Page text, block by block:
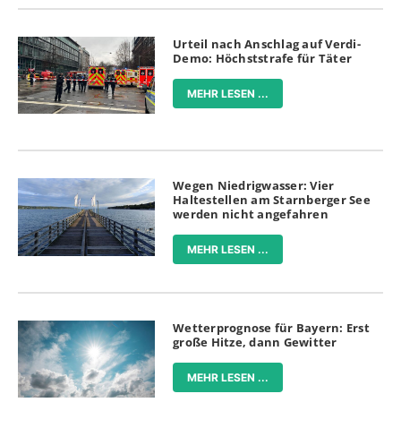
Urteil nach Anschlag auf Verdi-
Demo: Höchststrafe für Täter
MEHR LESEN ...
Wegen Niedrigwasser: Vier
Haltestellen am Starnberger See
werden nicht angefahren
MEHR LESEN ...
Wetterprognose für Bayern: Erst
große Hitze, dann Gewitter
MEHR LESEN ...